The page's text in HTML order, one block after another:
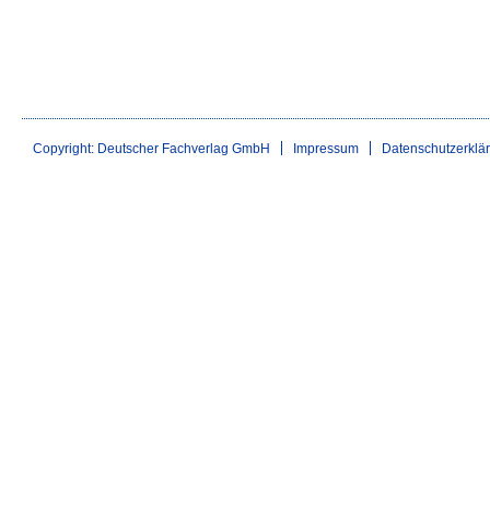
Copyright: Deutscher Fachverlag GmbH Impressum